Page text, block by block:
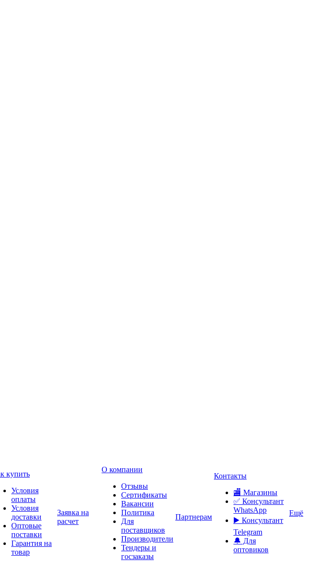
купить
Условия
оплаты
Условия
доставки
Оптовые
поставки
Гарантия на
товар
Заявка на
расчет
О компании
Отзывы
Сертификаты
Вакансии
Политика
Для
поставщиков
Производители
Тендеры и
госзаказы
Партнерам
Контакты
🏬 Магазины
✅️ Консультант
WhatsApp
▶️ Консультант
Telegram
🔔 Для
оптовиков
Ещё